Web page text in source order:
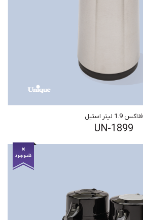
فلاکس 1.9 لیتر استیل
UN-1899